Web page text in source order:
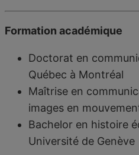
Formation académique
Doctorat en
Québec à Montréal
Maîtrise en
images en
Bachelor en histoire
Université de Genève